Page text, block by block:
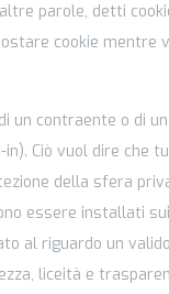
parole, detti
cookie mentre
un contraente o di
Ciò vuol dire che
della sfera
essere installati sui
al riguardo un valido
liceità e